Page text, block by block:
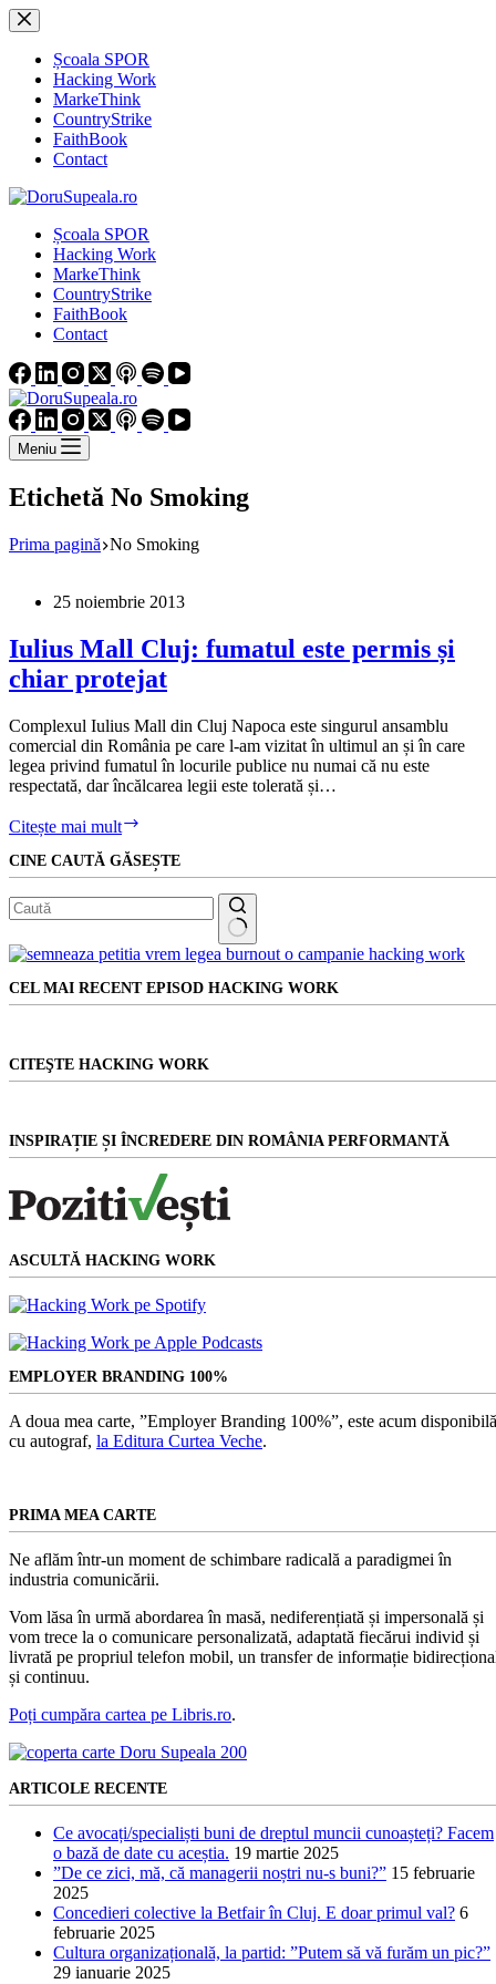
Sari
la
conținutȘcoala SPOR
Hacking Work
MarkeThink
CountryStrike
FaithBook
Contact
Școala SPOR
Hacking Work
MarkeThink
CountryStrike
FaithBook
Contact
Meniu
Etichetă No Smoking
Prima pagină No Smoking
25 noiembrie 2013
Iulius Mall Cluj: fumatul este permis și
chiar protejat
Complexul Iulius Mall din Cluj Napoca este singurul ansamblu
comercial din România pe care l-am vizitat în ultimul an și în care
legea privind fumatul în locurile publice nu numai că nu este
respectată, dar încălcarea legii este tolerată și…
Citește mai mult
Cluj:
fumatul
este
permis
chiar
protejat
CINE CAUTĂ GĂSEȘTE
Niciun
CEL MAI RECENT EPISOD HACKING WORK
CITEŞTE HACKING WORK
INSPIRAȚIE ȘI ÎNCREDERE DIN ROMÂNIA PERFORMANTĂ
ASCULTĂ HACKING WORK
EMPLOYER BRANDING 100%
A doua mea carte, ”Employer Branding 100%”, este acum
cu autograf, la Editura Curtea Veche.
PRIMA MEA CARTE
Ne aflăm într-un moment de schimbare radicală a paradigmei în
industria comunicării.
Vom lăsa în urmă abordarea în masă, nediferențiată și impersonală și
vom trece la o comunicare personalizată, adaptată fiecărui individ și
livrată pe propriul telefon mobil, un transfer de informație
și continuu.
Poți cumpăra cartea pe Libris.ro.
ARTICOLE RECENTE
Ce avocați/specialiști buni de dreptul muncii cunoașteți? Facem
o bază de date cu aceștia. 19 martie 2025
”De ce zici, mă, că managerii noștri nu-s buni?” 15 februarie
2025
Concedieri colective la Betfair în Cluj. E doar primul val? 6
februarie 2025
Cultura organizațională, la partid: ”Putem să vă furăm un pic?”
29 ianuarie 2025